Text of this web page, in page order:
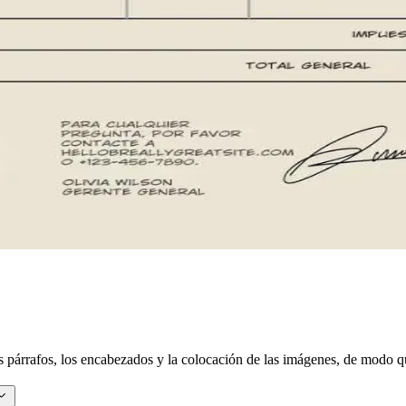
los encabezados y la colocación de las imágenes, de